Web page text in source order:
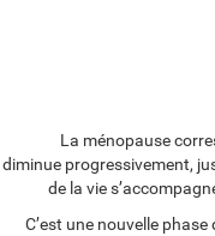
La ménopause
diminue progressivement,
de la vie
C’est une nouvelle phase